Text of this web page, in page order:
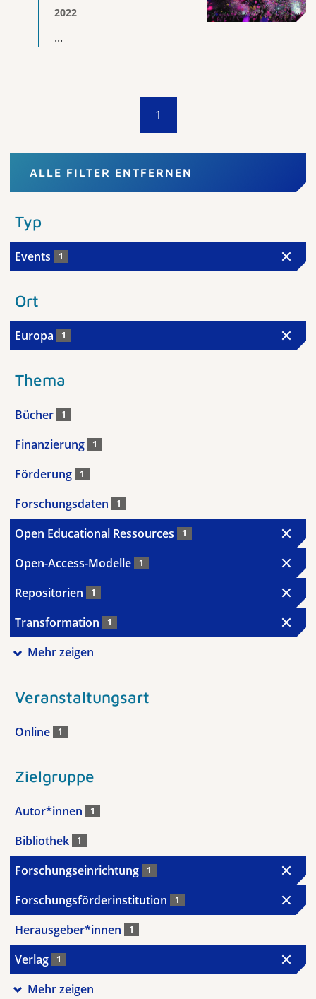
2022
...
1
ALLE FILTER ENTFERNEN
Typ
Events 1
Ort
Europa 1
Thema
Bücher 1
Finanzierung 1
Förderung 1
Forschungsdaten 1
Open Educational Ressources 1
Open-Access-Modelle 1
Repositorien 1
Transformation 1
Mehr zeigen
Veranstaltungsart
Online 1
Zielgruppe
Autor*innen 1
Bibliothek 1
Forschungseinrichtung 1
Forschungsförderinstitution 1
Herausgeber*innen 1
Verlag 1
Mehr zeigen